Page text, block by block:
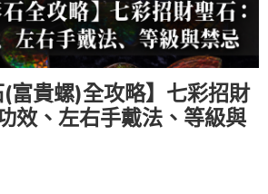
(富貴螺)全攻略】七彩招財
效、左右手戴法、等級與